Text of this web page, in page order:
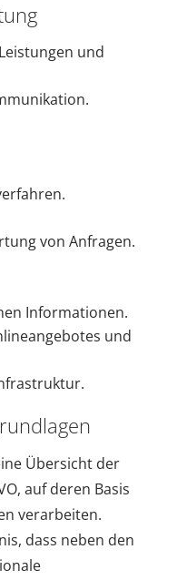
und
von Anfragen.
Informationen.
und
Übersicht der
auf deren Basis
verarbeiten.
dass neben den